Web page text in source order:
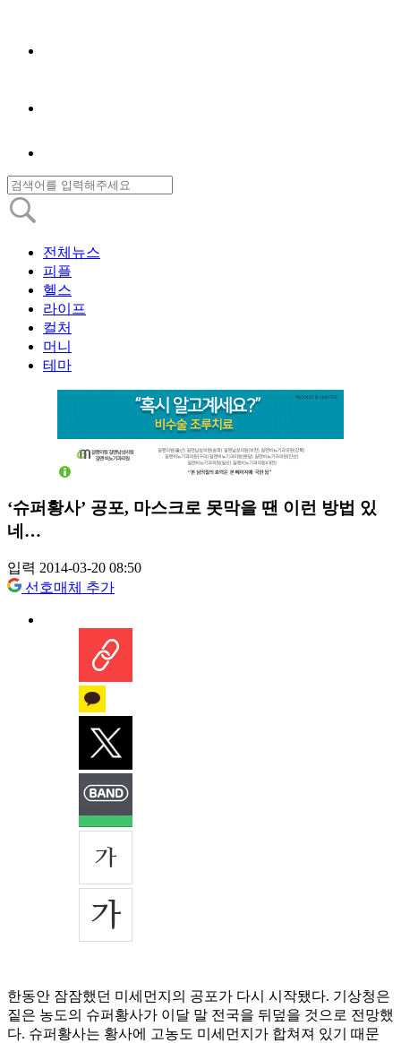
전체뉴스
피플
헬스
라이프
컬처
머니
테마
‘슈퍼황사’ 공포, 마스크로 못막을 땐 이런 방법 있
네…
입력 2014-03-20 08:50
선호매체 추가
한동안 잠잠했던 미세먼지의 공포가 다시 시작됐다. 기상청은
짙은 농도의 슈퍼황사가 이달 말 전국을 뒤덮을 것으로 전망했
다. 슈퍼황사는 황사에 고농도 미세먼지가 합쳐져 있기 때문